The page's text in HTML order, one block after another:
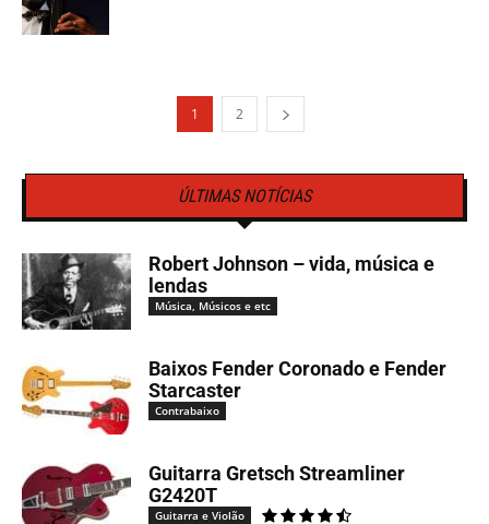
1 2
ÚLTIMAS NOTÍCIAS
Robert Johnson – vida, música e
lendas
Música, Músicos e etc
Baixos Fender Coronado e Fender
Starcaster
Contrabaixo
Guitarra Gretsch Streamliner
G2420T
Guitarra e Violão